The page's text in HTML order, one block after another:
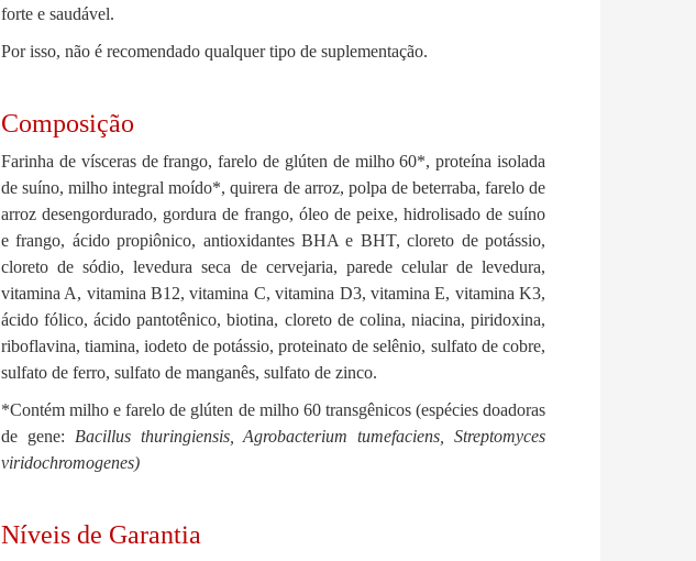
forte e saudável.
Por isso, não é recomendado qualquer tipo de suplementação.
Composição
Farinha de vísceras de frango, farelo de glúten de milho 60*, proteína isolada
de suíno, milho integral moído*, quirera de arroz, polpa de beterraba, farelo de
arroz desengordurado, gordura de frango, óleo de peixe, hidrolisado de suíno
e frango, ácido propiônico, antioxidantes BHA e BHT, cloreto de potássio,
cloreto de sódio, levedura seca de cervejaria, parede celular de levedura,
vitamina A, vitamina B12, vitamina C, vitamina D3, vitamina E, vitamina K3,
ácido fólico, ácido pantotênico, biotina, cloreto de colina, niacina, piridoxina,
riboflavina, tiamina, iodeto de potássio, proteinato de selênio, sulfato de cobre,
sulfato de ferro, sulfato de manganês, sulfato de zinco.
*Contém milho e farelo de glúten de milho 60 transgênicos (espécies doadoras
de gene: Bacillus thuringiensis, Agrobacterium tumefaciens, Streptomyces
viridochromogenes)
Níveis de Garantia